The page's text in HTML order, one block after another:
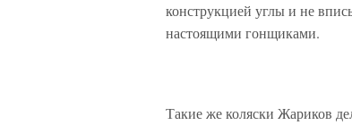
конструкцией углы и не
настоящими гонщиками.
Такие же коляски Жариков